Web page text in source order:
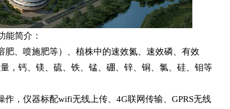
能简介：
、喷施肥等）、植株中的速效氮、速效磷、有效
，钙、镁、硫、铁、锰、硼、锌、铜、氯、硅、钼等
，仪器标配wifi无线上传、4G联网传输、GPRS无线